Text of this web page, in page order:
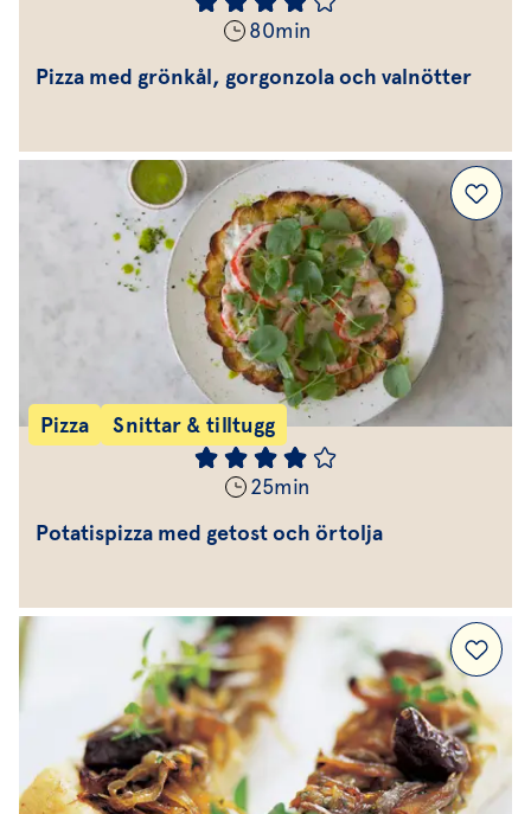
80min
Pizza med grönkål, gorgonzola och valnötter
Pizza Snittar & tilltugg
25min
Potatispizza med getost och örtolja